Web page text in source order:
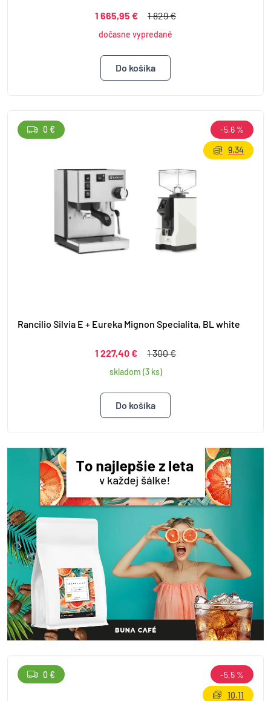
1 665,95 € 1 829 €
dočasne vypredané
Rancilio Silvia E + Eureka Mignon Specialita, BL white
1 227,40 € 1 300 €
skladom (3 ks)
0 €
-5,6 %
9.34
0 €
-5,5 %
10.11